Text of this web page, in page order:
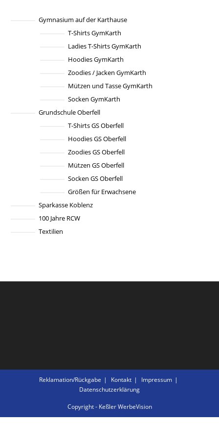
Gymnasium auf der Karthause
T-Shirts GymKarth
Ladies T-Shirts GymKarth
Hoodies GymKarth
Zoodies / Jacken GymKarth
Mützen und Tasse GymKarth
Socken GymKarth
Grundschule Oberfell
T-Shirts GS Oberfell
Hoodies GS Oberfell
Zoodies GS Oberfell
Mützen GS Oberfell
Socken GS Oberfell
Größen für Erwachsene
Sparkasse Koblenz
100 Jahre RCW
Textilien
Reklamation/Rückgabe Kontakt
Impressum
Datenschutzerklärung
Copyright - Keßler WerbeVision